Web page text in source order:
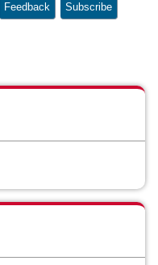
Feedback Subscribe